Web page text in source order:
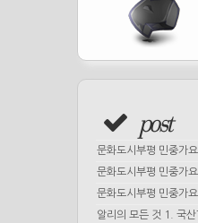
post
문화도시부평 민중가
문화도시부평 민중가
문화도시부평 민중가
알리의 모든 것 1. 국